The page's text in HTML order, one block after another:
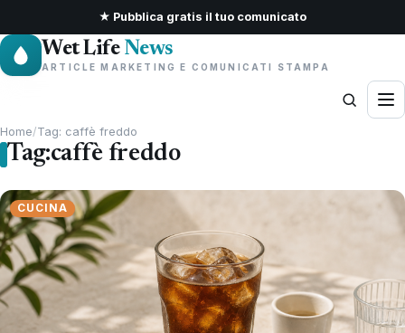
★ Pubblica gratis il tuo comunicato
Wet Life News
ARTICLE MARKETING E COMUNICATI STAMPA
Home/Tag: caffè freddo
Tag:caffè freddo
CUCINA